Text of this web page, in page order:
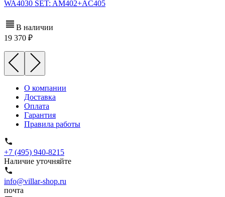
WA4030 SET: AM402+AC405
В наличии
19 370
О компании
Доставка
Оплата
Гарантия
Правила работы
+7 (495) 940-8215
Наличие уточняйте
info@villar-shop.ru
почта